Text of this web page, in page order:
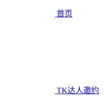
首页
TK达人邀约